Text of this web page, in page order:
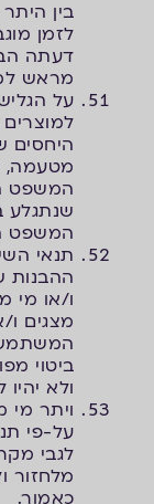
בין
לזמן
דעתה
מראש
על
היחסים
מטעמה,
המשפט
שנתגלע
המשפט
תנאי
ההבנות
ו/או מי
מצגים
ביטוי
ולא
ויתר מי
על-פי
לגבי
מלחזור
כאמור.